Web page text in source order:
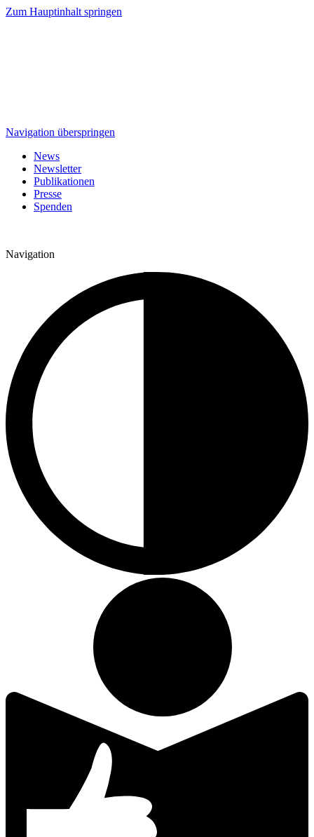
Zum Hauptinhalt springen
Navigation überspringen
News
Newsletter
Publikationen
Presse
Spenden
Navigation